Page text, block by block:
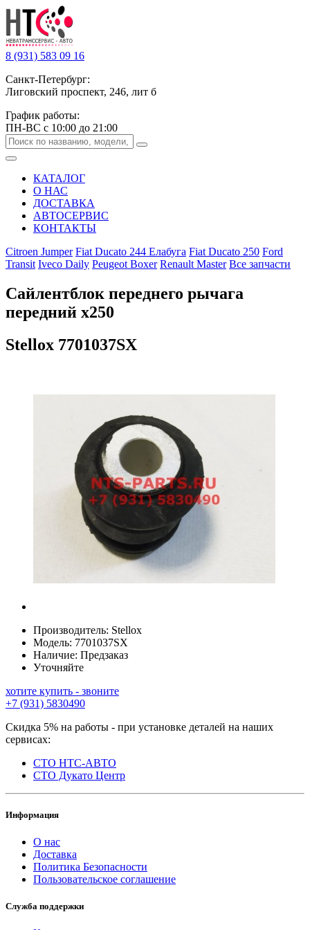
8 (931) 583 09 16
Санкт-Петербург:
Лиговский проспект, 246, лит б
График работы:
ПН-ВС с 10:00 до 21:00
КАТАЛОГ
О НАС
ДОСТАВКА
АВТОСЕРВИС
КОНТАКТЫ
Citroen Jumper Fiat Ducato 244 Елабуга Fiat Ducato 250 Ford
Transit Iveco Daily Peugeot Boxer Renault Master Все запчасти
Сайлентблок переднего рычага
передний х250
Stellox 7701037SX
Производитель: Stellox
Модель: 7701037SX
Наличие: Предзаказ
Уточняйте
хотите купить - звоните
+7 (931) 5830490
Скидка 5% на работы - при установке деталей на наших
сервисах:
СТО НТС-АВТО
СТО Дукато Центр
Информация
О нас
Доставка
Политика Безопасности
Пользовательское соглашение
Служба поддержки